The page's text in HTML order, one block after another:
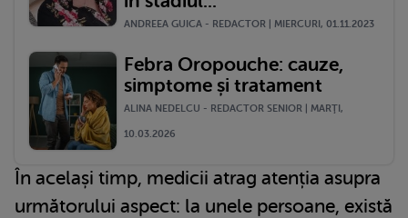
ANDREEA GUICA - REDACTOR | MIERCURI, 01.11.2023
Febra Oropouche: cauze,
simptome și tratament
ALINA NEDELCU - REDACTOR SENIOR | MARŢI,
10.03.2026
În același timp, medicii atrag atenția asupra
următorului aspect: la unele persoane, există